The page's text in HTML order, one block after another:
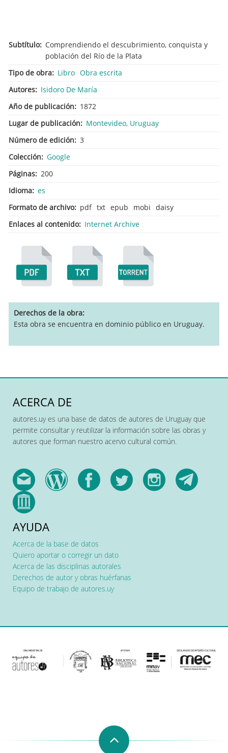
Subtítulo
Comprendiendo el descubrimiento, conquista y
población del Río de la Plata
Tipo de obra
Libro Obra escrita
Autores
Isidoro De María
Año de publicación
1872
Lugar de publicación
Montevideo, Uruguay
Número de edición
3
Colección
Google
Páginas
200
Idioma es
Formato de archivo
pdf txt epub mobi daisy
Enlaces al contenido
Internet Archive
Derechos de la obra
Esta obra se encuentra en dominio público en Uruguay.
ACERCA DE
autores.uy es una base de datos de autores de Uruguay que
permite consultar y reutilizar la información sobre las obras y
autores que forman nuestro acervo cultural común.
AYUDA
Acerca de la base de datos
Quiero aportar o corregir un dato
Acerca de las disciplinas autorales
Derechos de autor y obras huérfanas
Equipo de trabajo de autores.uy